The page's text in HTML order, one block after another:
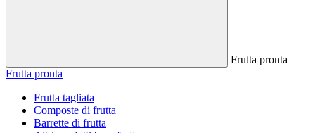
Frutta pronta
Frutta pronta
Frutta tagliata
Composte di frutta
Barrette di frutta